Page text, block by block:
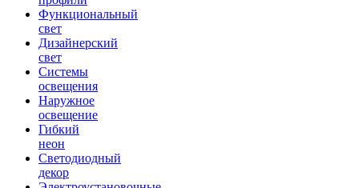
Функциональный
свет
Дизайнерский
свет
Системы
освещения
Наружное
освещение
Гибкий
неон
Светодиодный
декор